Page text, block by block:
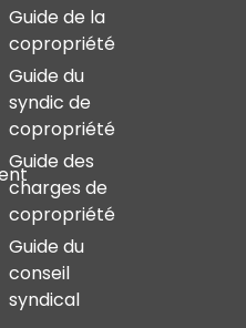
Guide de la
copropriété
Guide du
syndic de
copropriété
Guide des
charges de
copropriété
Guide du
conseil
syndical